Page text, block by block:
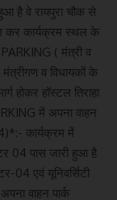
हुआ है वे रायपुरा चौक से
कर कार्यक्रम स्थल के
( मंत्री व
व विधायकों के
होकर हॉस्टल तिराहा
में अपना वाहन
कार्यक्रम में
04 पास जारी हुआ है
04 एवं यूनिवर्सिटी
वाहन पार्क